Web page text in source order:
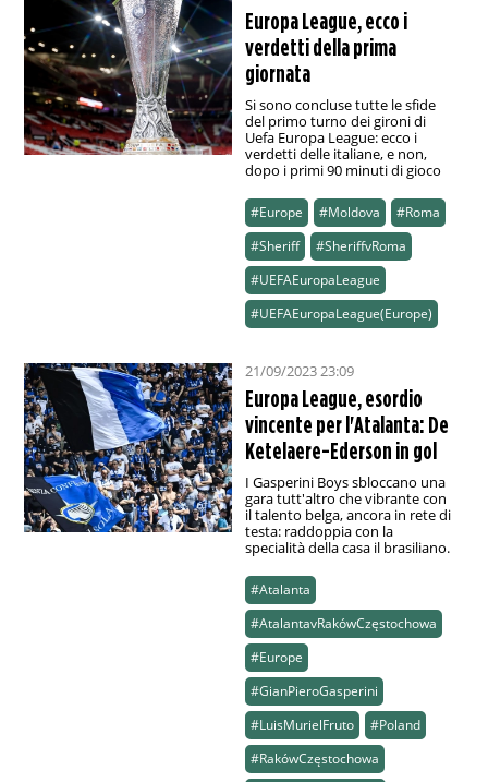
Europa League, ecco i
verdetti della prima
giornata
Si sono concluse tutte le sfide
del primo turno dei gironi di
Uefa Europa League: ecco i
verdetti delle italiane, e non,
dopo i primi 90 minuti di gioco
#Europe #Moldova
#Roma
#Sheriff
#SheriffvRoma
#UEFAEuropaLeague
#UEFAEuropaLeague(Europe)
21/09/2023 23:09
Europa League, esordio
vincente per l'Atalanta: De
Ketelaere-Ederson in gol
I Gasperini Boys sbloccano una
gara tutt'altro che vibrante con
il talento belga, ancora in rete di
testa: raddoppia con la
specialità della casa il brasiliano.
#Atalanta
#AtalantavRakówCzęstochowa
#Europe
#GianPieroGasperini
#LuisMurielFruto
#Poland
#RakówCzęstochowa